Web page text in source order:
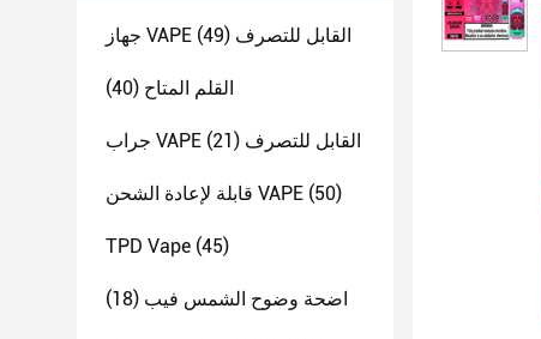
جهاز VAPE القابل للتصرف (49)
القلم المتاح (40)
جراب VAPE القابل للتصرف (21)
قابلة لإعادة الشحن VAPE (50)
TPD Vape (45)
اضحة وضوح الشمس فيب (18)